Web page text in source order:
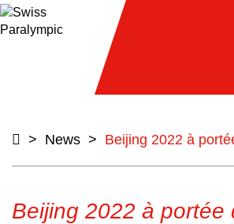
> News > Beijing 2022 à
Beijing 2022 à portée